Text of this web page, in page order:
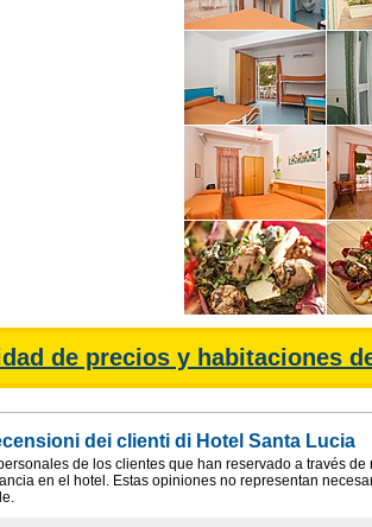
de precios y habitaciones
dei clienti di Hotel Santa Lucia
de los clientes que han reservado a través de
en el hotel. Estas opiniones no representan